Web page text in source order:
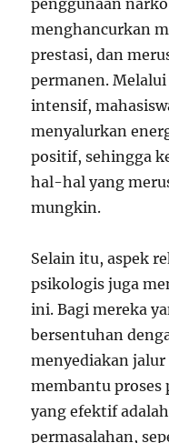
penggunaan
menghancurkan
prestasi, dan
permanen.
intensif,
menyalurkan
positif, sehingga
hal-hal yang
mungkin.
Selain itu, aspek
psikologis juga
ini. Bagi mereka
bersentuhan
menyediakan
membantu proses
yang efektif
permasalahan,